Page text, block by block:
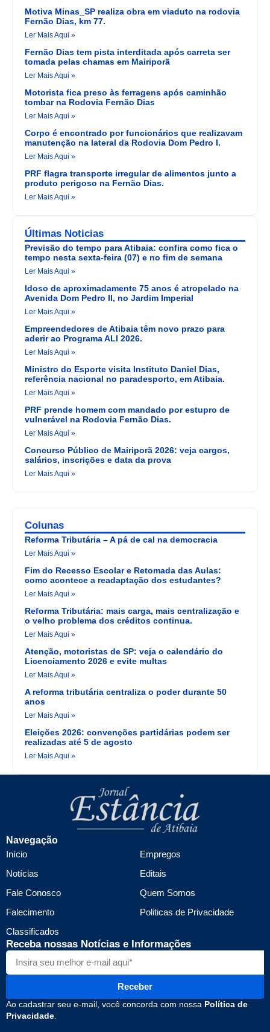
Motiva Minas_SP realiza obra em viaduto na rodovia
Fernão Dias, km 77.
Ler Mais Aqui »
Fernão Dias tem pista interditada após carreta ser
tomada pelas chamas em Mairiporã
Ler Mais Aqui »
Motorista fica preso às ferragens após caminhão
tombar na Rodovia Fernão Dias
Ler Mais Aqui »
Corpo é encontrado por funcionários que realizavam
manutenção na lateral da Rodovia Dom Pedro I.
Ler Mais Aqui »
PRF flagra transporte irregular de alimentos junto a
produto perigoso na Fernão Dias.
Ler Mais Aqui »
Últimas Noticias
Previsão do tempo para Atibaia: confira como fica o
tempo nesta sexta-feira (07) e no fim de semana
Ler Mais Aqui »
Idoso de aproximadamente 75 anos é atropelado na
Avenida Dom Pedro II, no Jardim Imperial
Ler Mais Aqui »
Empreendedores de Atibaia têm novo prazo para
aderir ao Programa ALI 2026.
Ler Mais Aqui »
Ministro do Esporte visita Instituto Daniel Dias,
referência nacional no paradesporto, em Atibaia.
Ler Mais Aqui »
PRF prende homem com mandado por estupro de
vulnerável na Rodovia Fernão Dias.
Ler Mais Aqui »
Concurso Público de Mairiporã 2026: veja cargos,
salários, inscrições e data da prova
Ler Mais Aqui »
Colunas
Reforma Tributária – A pá de cal na democracia
Ler Mais Aqui »
Fim do Recesso Escolar e Retomada das Aulas:
como acontece a readaptação dos estudantes?
Ler Mais Aqui »
Reforma Tributária: mais carga, mais centralização e
o velho problema dos créditos continua.
Ler Mais Aqui »
Atenção, motoristas de SP: veja o calendário do
Licenciamento 2026 e evite multas
Ler Mais Aqui »
A reforma tributária centraliza o poder durante 50
anos
Ler Mais Aqui »
Eleições 2026: convenções partidárias podem ser
realizadas até 5 de agosto
Ler Mais Aqui »
Navegação
Início
Notícias
Fale Conosco
Falecimento
Classificados
Empregos
Editais
Quem Somos
Politicas de Privacidade
Receba nossas Notícias e Informações
Receber
Ao cadastrar seu e-mail, você concorda com nossa Política de
Privacidade